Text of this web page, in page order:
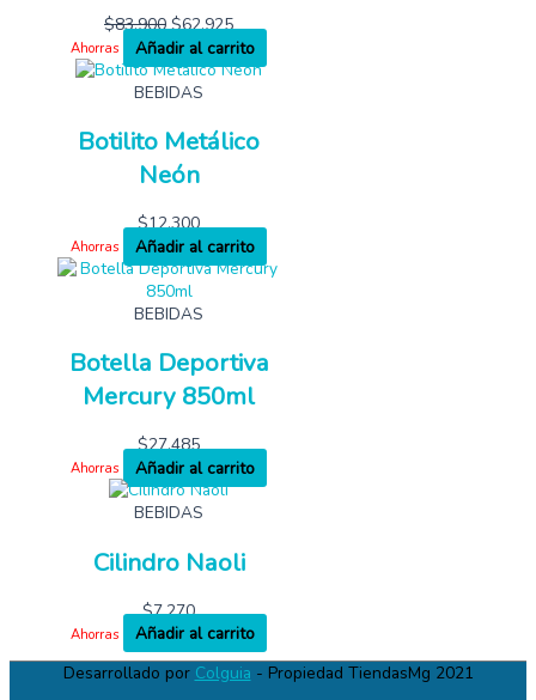
$83,900 $62,925
Ahorras
Añadir al carrito
BEBIDAS
Botilito Metálico
Neón
$12,300
Ahorras Añadir al carrito
BEBIDAS
Botella Deportiva
Mercury 850ml
$27,485
Ahorras
Añadir al carrito
BEBIDAS
Cilindro Naoli
$7,270
Ahorras
Añadir al carrito
Desarrollado por Colguia - Propiedad TiendasMg 2021